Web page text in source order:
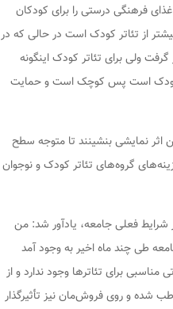
فرهنگی درستی را برای کودکان
از تئاتر کودک است در حالی که در
ولی برای تئاتر کودک اینگونه
کودک است پس کوچک است و حمایت
اثر نمایشی بنشینند تا متوجه سطح
گروه‌های تئاتر کودک و نوجوان
شرایط فعلی جامعه، یادآور شد: من
طی چند ماه اخیر به وجود آمد
برای تئاترها وجود ندارد و از
شده و روی فروش‌مان نیز تأثیرگذار